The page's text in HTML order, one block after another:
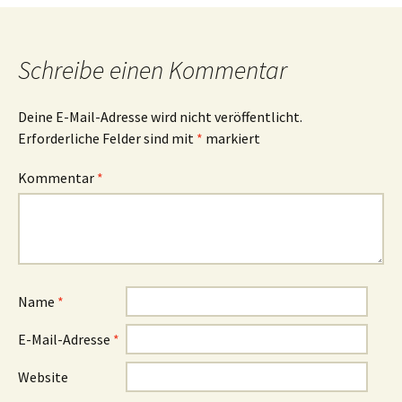
Schreibe einen Kommentar
Deine E-Mail-Adresse wird nicht veröffentlicht.
Erforderliche Felder sind mit * markiert
Kommentar *
Name *
E-Mail-Adresse *
Website